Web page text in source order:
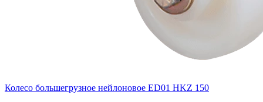
Колесо большегрузное нейлоновое ED01 HKZ 150